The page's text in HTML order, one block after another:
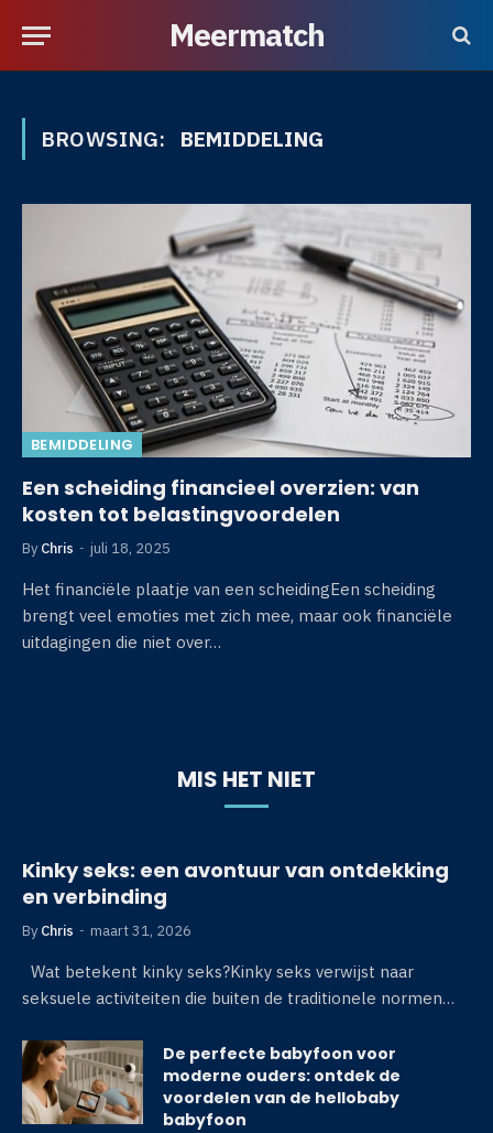
Meermatch
BROWSING: BEMIDDELING
BEMIDDELING
Een scheiding financieel overzien: van
kosten tot belastingvoordelen
By Chris juli 18, 2025
Het financiële plaatje van een scheidingEen scheiding
brengt veel emoties met zich mee, maar ook financiële
uitdagingen die niet over…
MIS HET NIET
Kinky seks: een avontuur van ontdekking
en verbinding
By Chris maart 31, 2026
Wat betekent kinky seks?Kinky seks verwijst naar
seksuele activiteiten die buiten de traditionele normen…
De perfecte babyfoon voor
moderne ouders: ontdek de
voordelen van de hellobaby
babyfoon